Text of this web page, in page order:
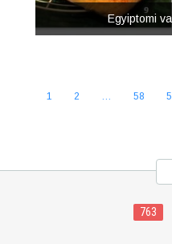
Egyiptomi
1 2 … 58
763